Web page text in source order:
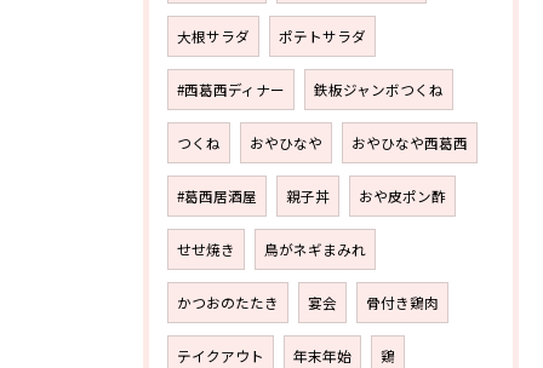
大根サラダ ポテトサラダ
#西葛西ディナー 鉄板ジャンボつくね
つくね おやひなや おやひなや西葛西
#葛西居酒屋 親子丼 おや皮ポン酢
せせ焼き 鳥がネギまみれ
かつおのたたき 宴会 骨付き鶏肉
テイクアウト 年末年始 鶏